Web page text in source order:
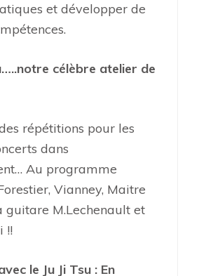
et développer de
célèbre atelier de
répétitions pour les
dans
Au programme
Vianney, Maitre
guitare M.Lechenault et
!!
le Ju Ji Tsu : En